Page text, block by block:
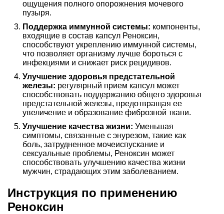
ощущения полного опорожнения мочевого
пузыря.
Поддержка иммунной системы: компоненты,
входящие в состав капсул Реноксин,
способствуют укреплению иммунной системы,
что позволяет организму лучше бороться с
инфекциями и снижает риск рецидивов.
Улучшение здоровья предстательной
железы: регулярный прием капсул может
способствовать поддержанию общего здоровья
предстательной железы, предотвращая ее
увеличение и образование фиброзной ткани.
Улучшение качества жизни: Уменьшая
симптомы, связанные с энурезом, такие как
боль, затрудненное мочеиспускание и
сексуальные проблемы, Реноксин может
способствовать улучшению качества жизни
мужчин, страдающих этим заболеванием.
Инструкция по применению
Реноксин